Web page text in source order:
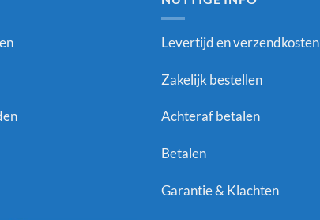
Levertijd en verzendkosten
Zakelijk bestellen
Achteraf betalen
Betalen
Garantie & Klachten